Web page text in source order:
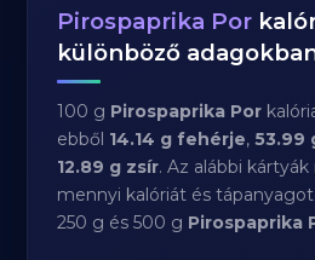
Pirospaprika Por
különböző
100 g Pirospaprika Por
ebből 14.14 g fehérje,53.99
12.89 g zsír. Az alábbi
mennyi kalóriát és
250 g és 500 g Pirospaprika